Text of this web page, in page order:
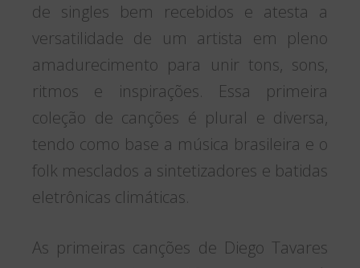
de singles bem recebidos e atesta a
versatilidade de um artista em pleno
amadurecimento para unir tons, sons,
ritmos e inspirações. Essa primeira
coleção de canções é plural e diversa,
tendo como base a música brasileira e o
folk mesclados a sintetizadores e batidas
eletrônicas climáticas.
As primeiras canções de Diego Tavares